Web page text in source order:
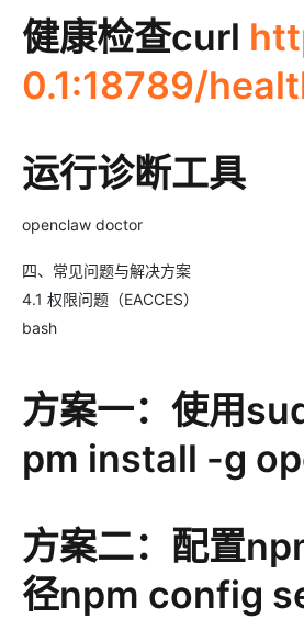
健康检查curl
0.1:18789/
运行诊断工具
openclaw doctor
四、常见问题与解决方案
4.1 权限问题（EACCES）
bash
方案一：使用
pm install -g
方案二：配置
径npm config